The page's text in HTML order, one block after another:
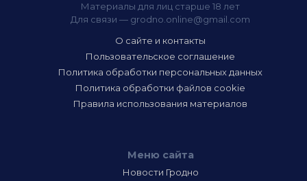
Материалы для лиц старше 18 лет
Для связи — grodno.online@gmail.com
О сайте и контакты
Пользовательское соглашение
Политика обработки персональных данных
Политика обработки файлов cookie
Правила использования материалов
Меню сайта
Новости Гродно